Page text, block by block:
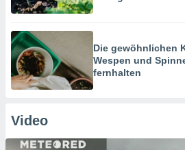
Die gewöhnlichen
Wespen und
fernhalten
Video